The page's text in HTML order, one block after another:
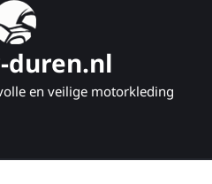
duren.nl
en veilige motorkleding